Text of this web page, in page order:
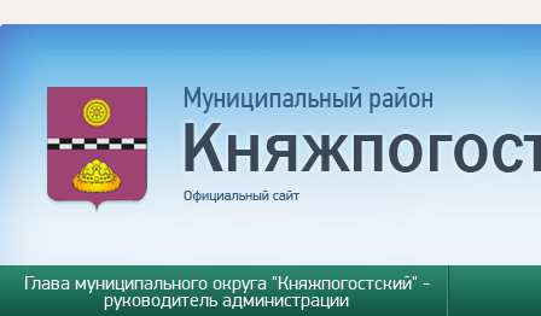
Глава муниципального округа "Княжпогостский" -
руководитель администрации